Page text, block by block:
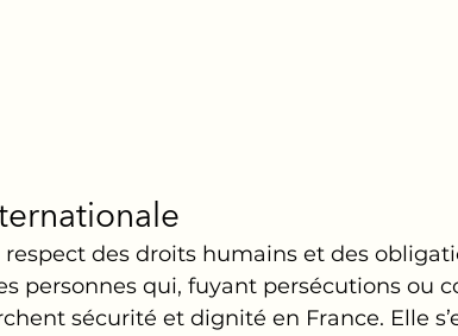
respect des droits humains et des
personnes qui, fuyant persécutions ou
sécurité et dignité en France. Elle